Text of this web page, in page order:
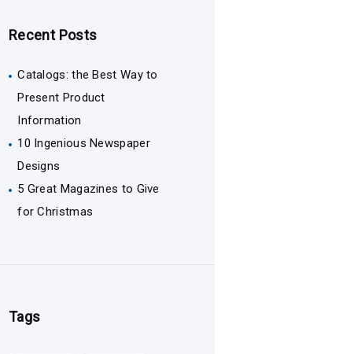
Recent Posts
Catalogs: the Best Way to
Present Product
Information
10 Ingenious Newspaper
Designs
5 Great Magazines to Give
for Christmas
Tags